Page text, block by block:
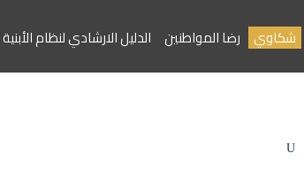
شكاوي رضا المواطنين الدليل الارشادي لنظام الأبنية